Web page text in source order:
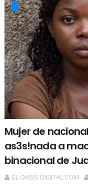
Mujer de
as3s!nada a
binacional de
EL OASIS DIGITAL.COM